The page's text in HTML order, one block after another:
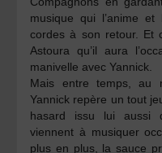
musique qui l’anime
cordes à son retour. Et
Astoura qu’il aura
manivelle avec Yannick.
Mais entre temps, au
Yannick repère un tout
hasard issu lui aussi
viennent à musiquer
plus en plus, la sauce